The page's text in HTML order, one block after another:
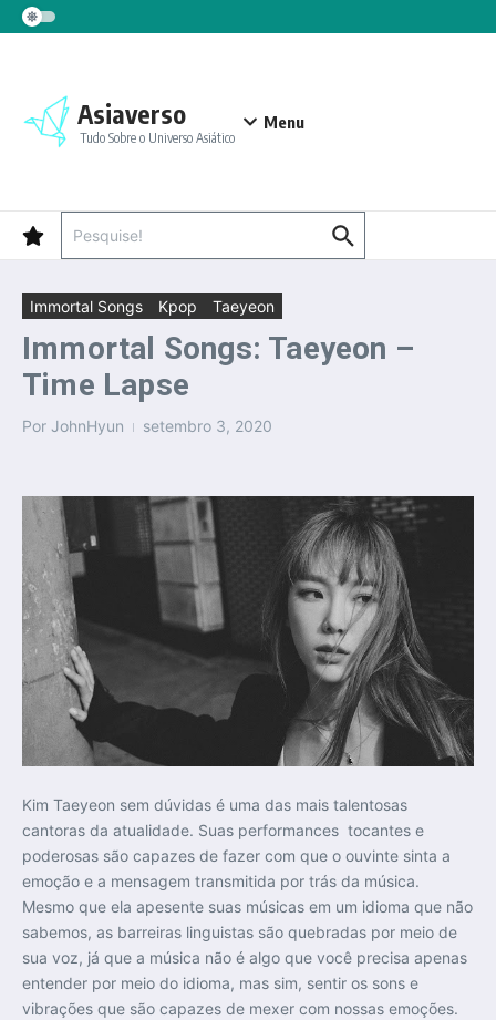
Ir para o conteúdo
Asiaverso
Tudo Sobre o Universo Asiático
Menu
Immortal Songs Kpop Taeyeon
Immortal Songs: Taeyeon –
Time Lapse
Por JohnHyun setembro 3, 2020
Kim Taeyeon sem dúvidas é uma das mais talentosas
cantoras da atualidade. Suas performances tocantes e
poderosas são capazes de fazer com que o ouvinte sinta a
emoção e a mensagem transmitida por trás da música.
Mesmo que ela apesente suas músicas em um idioma que não
sabemos, as barreiras linguistas são quebradas por meio de
sua voz, já que a música não é algo que você precisa apenas
entender por meio do idioma, mas sim, sentir os sons e
vibrações que são capazes de mexer com nossas emoções.